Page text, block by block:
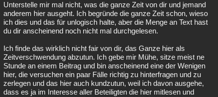
Unterstelle mir mal nicht, was die ganze Zeit von dir und jemand
anderem hier ausgeht. Ich begründe die ganze Zeit schon, wieso
ich dies und das für unlogisch halte, aber die Menge an Text hast
du dir anscheinend noch nicht mal durchgelesen.
Ich finde das wirklich nicht fair von dir, das Ganze hier als
Zeitverschwendung abzutun. Ich gebe mir Mühe, sitze meist ne
Stunde an einem Beitrag und bin anscheinend eine der Wenigen
hier, die versuchen ein paar Fälle richtig zu hinterfragen und zu
zerlegen und das hier auch kundzutun, weil ich davon ausgehe,
dass es ja im Interesse aller Beteiligten die hier mitlesen und